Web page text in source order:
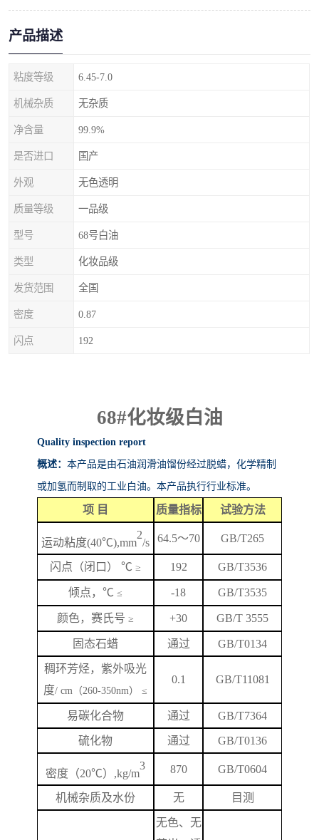
产品描述
粘度等级 6.45-7.0
机械杂质 无杂质
净含量 99.9%
是否进口 国产
外观 无色透明
质量等级 一品级
型号 68号白油
类型 化妆品级
发货范围 全国
密度 0.87
闪点 192
68#化妆级白油
Quality inspection report
概述： 本产品是由石油润滑油馏份经过脱蜡，化学精制
或加氢而制取的工业白油。本产品执行行业标准。
项 目 质量指标 试验方法
运动粘度(40℃),mm
2
/s 64.5～70 GB/T265
闪 点 （闭口） ℃ ≥ 192 GB/T3536
倾点， ℃ ≤ -18 GB/T3535
颜色，赛氏号 ≥ +30 GB/T 3555
固态石蜡 通过 GB/T0134
稠环芳烃，紫外吸光
度/ cm（260-350nm） ≤
0.1 GB/T11081
易碳化合物 通过 GB/T7364
硫化物 通过 GB/T0136
密度（20℃）,kg/m
3 870 GB/T0604
机械杂质及水份 无 目测
无色、无